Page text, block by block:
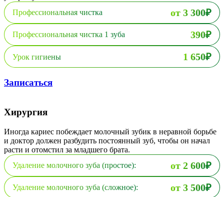
Профессиональная чистка
от 3 300₽
Профессиональная чистка 1 зуба 390₽
Урок гигиены 1 650₽
Записаться
Хирургия
Иногда кариес побеждает молочный зубик в неравной борьбе
и доктор должен разбудить постоянный зуб, чтобы он начал
расти и отомстил за младшего брата.
Удаление молочного зуба (простое):
от 2 600₽
Удаление молочного зуба (сложное): от 3 500₽